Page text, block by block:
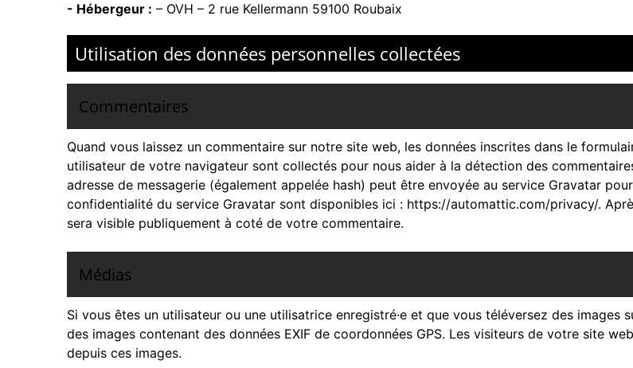
- Hébergeur : – OVH – 2 rue Kellermann 59100 Roubaix
Utilisation des données personnelles collectées
Commentaires
Quand vous laissez un commentaire sur notre site web, les données inscrites dans le
utilisateur de votre navigateur sont collectés pour nous aider à la détection des
adresse de messagerie (également appelée hash) peut être envoyée au service Gravatar
confidentialité du service Gravatar sont disponibles ici : https://automattic.com/privacy/.
sera visible publiquement à coté de votre commentaire.
Médias
Si vous êtes un utilisateur ou une utilisatrice enregistré·e et que vous téléversez des
des images contenant des données EXIF de coordonnées GPS. Les visiteurs de votre site
depuis ces images.